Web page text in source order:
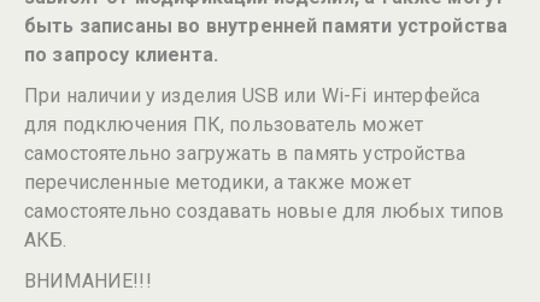
быть записаны во внутренней памяти устройства
по запросу клиента.
При наличии у изделия USB или Wi-Fi интерфейса
для подключения ПК, пользователь может
самостоятельно загружать в память устройства
перечисленные методики, а также может
самостоятельно создавать новые для любых типов
АКБ.
ВНИМАНИЕ!!!